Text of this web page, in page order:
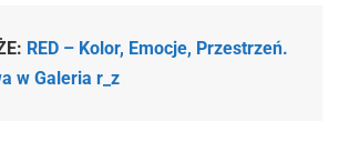
RED – Kolor, Emocje, Przestrzeń.
w Galeria r_z